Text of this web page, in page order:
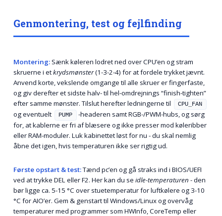
Genmontering, test og fejlfinding
Montering:Sæn­k køleren lodret ned over CPU’en og stram
skruerne i etkrydsmønster(1-3-2-4) for at fordele trykket jævnt.
Anvend korte, vekslende omgange til alle skruer er fingerfaste,
og giv derefter et sidste halv- til hel-omdrejnings “finish-tighten”
efter samme mønster. Tilslut herefter ledningerne til
CPU_FAN
og eventuelt PUMP
-headeren samt RGB-/PWM-hubs, og sørg
for, at kablerne er fri af blæsere og ikke presser mod køleribber
eller RAM-moduler. Luk kabinettet løst for nu - du skal nemlig
åbne det igen, hvis temperaturen ikke ser rigtig ud.
Første opstart & test:Tænd pc’en og gå straks ind i BIOS/UEFI
ved at trykke DELellerF2. Her kan du se idle-temperaturen - den
bør ligge ca. 5-15 °C over stuetemperatur for luftkølere og 3-10
°C for AIO’er. Gem & genstart til Windows/Linux og overvåg
temperaturer med programmer som HWInfo, CoreTemp eller